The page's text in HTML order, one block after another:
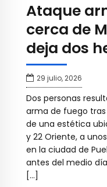
Ataque
cerca de
deja dos
29 julio, 2026
Dos personas
arma de fuego
de una estética
y 22 Oriente, a
en la ciudad de
antes del medio
[…]